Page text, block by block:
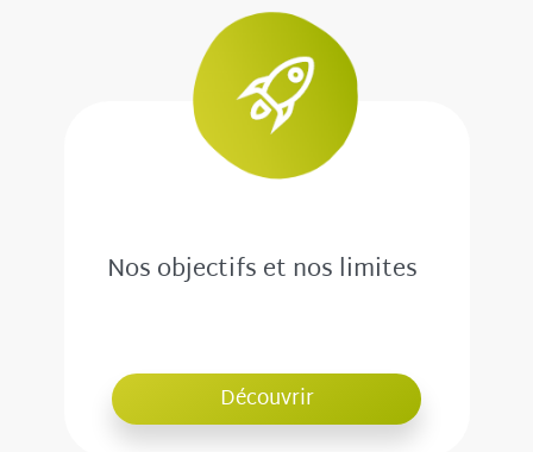
Nos objectifs et nos limites
Découvrir